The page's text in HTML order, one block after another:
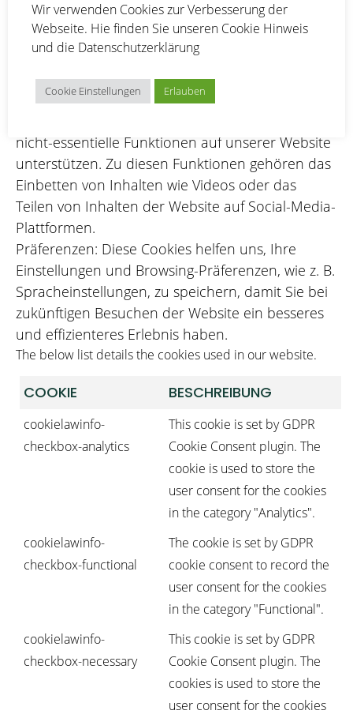
Anzahl der einzelnen Besucher, welche Seiten
der Website besucht wurden, die Quelle des
Besuchs usw. Diese Daten helfen uns zu
verstehen und zu analysieren, wie gut die Website
funktioniert und wo sie verbessert werden muss.
nicht-essentielle Funktionen auf unserer Website
unterstützen. Zu diesen Funktionen gehören das
Einbetten von Inhalten wie Videos oder das
Teilen von Inhalten der Website auf Social-Media-
Plattformen.
Präferenzen: Diese Cookies helfen uns, Ihre
Einstellungen und Browsing-Präferenzen, wie z. B.
Spracheinstellungen, zu speichern, damit Sie bei
zukünftigen Besuchen der Website ein besseres
und effizienteres Erlebnis haben.
The below list details the cookies used in our website.
COOKIE BESCHREIBUNG
cookielawinfo-
checkbox-analytics
This cookie is set by GDPR
Cookie Consent plugin. The
cookie is used to store the
user consent for the cookies
in the category "Analytics".
cookielawinfo-
checkbox-functional
The cookie is set by GDPR
cookie consent to record the
user consent for the cookies
in the category "Functional".
cookielawinfo-
checkbox-necessary
This cookie is set by GDPR
Cookie Consent plugin. The
cookies is used to store the
user consent for the cookies
Wir verwenden Cookies zur Verbesserung der
Webseite. Hie finden Sie unseren Cookie Hinweis
und die Datenschutzerklärung
Cookie Einstellungen Erlauben